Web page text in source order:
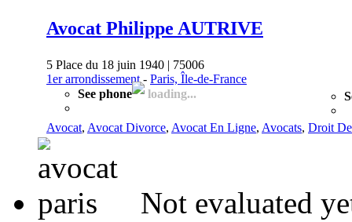
Avocat Philippe AUTRIVE
5 Place du 18 juin 1940 | 75006
1er arrondissement- Paris, Île-de-France
See phone
loading...
Avocat, Avocat Divorce, Avocat En Ligne, Avocats, Droit
Not evaluated